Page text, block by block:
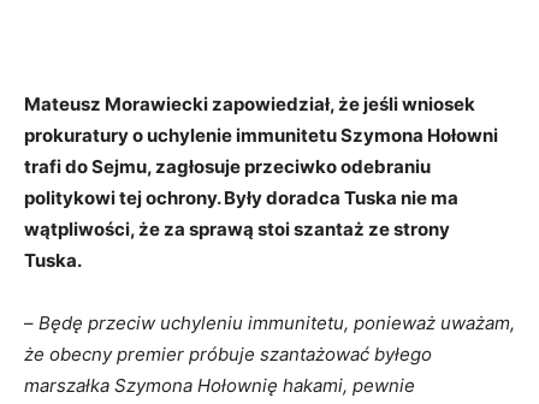
Mateusz Morawiecki zapowiedział, że jeśli wniosek
prokuratury o uchylenie immunitetu Szymona Hołowni
trafi do Sejmu, zagłosuje przeciwko odebraniu
politykowi tej ochrony. Były doradca Tuska nie ma
wątpliwości, że za sprawą stoi szantaż ze strony
Tuska.
– Będę przeciw uchyleniu immunitetu, ponieważ uważam,
że obecny premier próbuje szantażować byłego
marszałka Szymona Hołownię hakami, pewnie